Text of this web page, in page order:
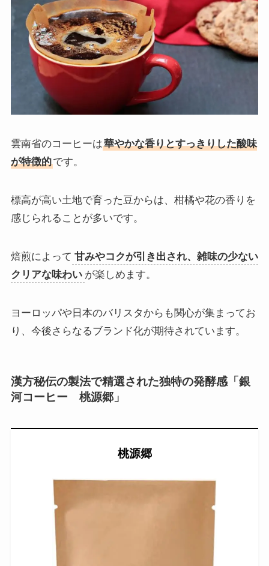
雲南省のコーヒーは華やかな香りとすっきりした酸味
が特徴的です。
標高が高い土地で育った豆からは、柑橘や花の香りを
感じられることが多いです。
焙煎によって 甘みやコクが引き出され、雑味の少ない
クリアな味わい が楽しめます。
ヨーロッパや日本のバリスタからも関心が集まってお
り、今後さらなるブランド化が期待されています。
漢方秘伝の製法で精選された独特の発酵感「銀
河コーヒー 桃源郷」
桃源郷